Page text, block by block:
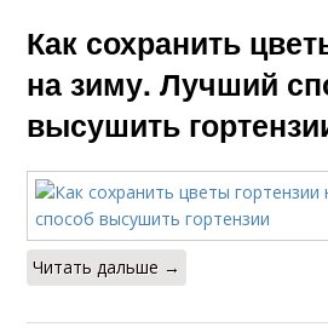
Как сохранить
на зиму. Лучший
высушить
Читать дальше →